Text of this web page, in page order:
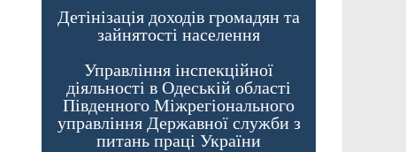
Детінізація доходів громадян та
зайнятості населення
Управління інспекційної
діяльності в Одеській області
Південного Міжрегіонального
управління Державної служби з
питань праці України